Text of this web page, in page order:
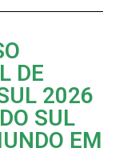
DE
2026
SUL
EM